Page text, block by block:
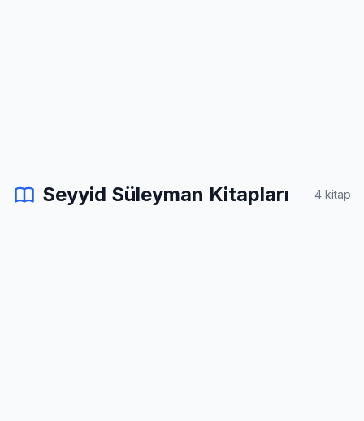
Seyyid Süleyman Kitapları 4 kitap